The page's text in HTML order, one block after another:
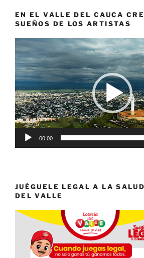
EN EL VALLE DEL CAUCA
SUEÑOS DE LOS ARTISTAS
Reproductor
de
vídeo
00:00
JUÉGUELE LEGAL A LA
DEL VALLE